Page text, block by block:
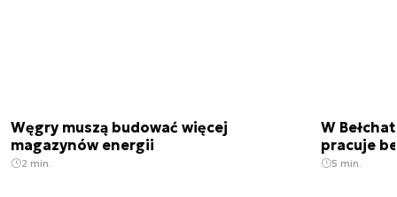
Węgry muszą budować więcej
magazynów energii
2 min.
W
pracuje
5 min.